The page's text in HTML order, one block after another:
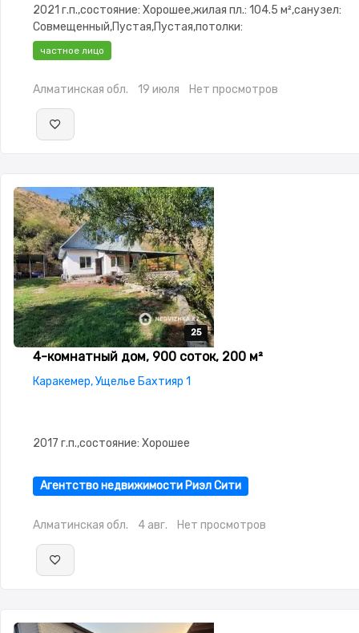
2021 г.п.,состояние: Хорошее,жилая пл.: 104.5 м²,санузел:
Совмещенный,Пустая,Пустая,потолки:
3.0,Видеонаблюдение,Круглосуточная охрана,Детская
частное лицо
Алматинская обл. 19 июля Нет просмотров
25
25
25
25
25
4-комнатный дом, 900 соток, 200 м²
Каракемер, Ущелье Бахтияр 1
2017 г.п.,состояние: Хорошее
Агентство недвижимости Риэл Сити
Алматинская обл. 4 авг. Нет просмотров